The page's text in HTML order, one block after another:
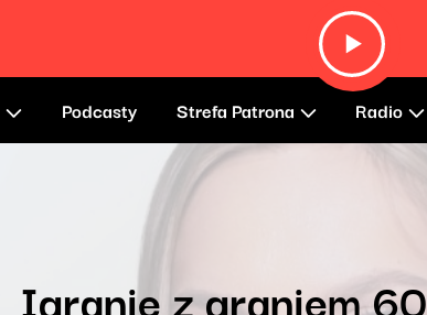
Podcasty Strefa Patrona Radio
Igranie z graniem 60